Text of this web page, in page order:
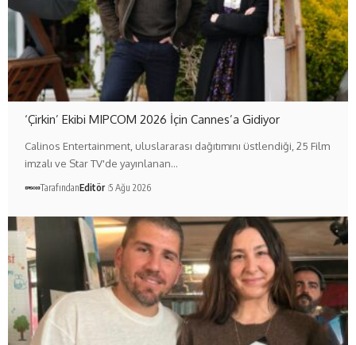
‘Çirkin’ Ekibi MIPCOM 2026 İçin Cannes’a Gidiyor
Calinos Entertainment, uluslararası dağıtımını üstlendiği, 25 Film
imzalı ve Star TV'de yayınlanan…
TarafındanEditör 5 Ağu 2026